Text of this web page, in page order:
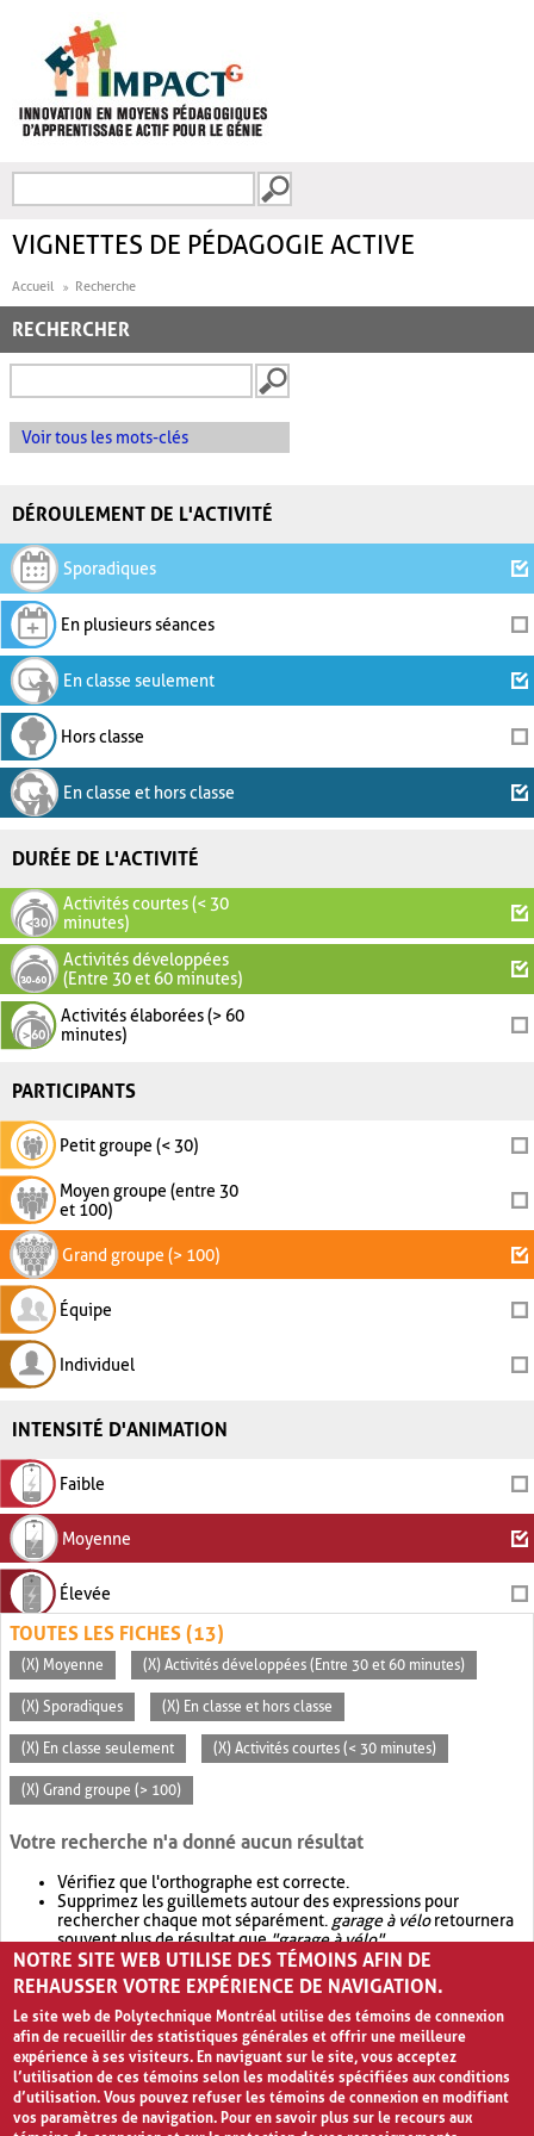
FORMULAIRE DE
VIGNETTES DE PÉDAGOGIE ACTIVE
Accueil Recherche
RECHERCHER
Voir tous les mots-clés
DÉROULEMENT DE L'ACTIVITÉ
Sporadiques
En plusieurs séances
En classe seulement
Hors classe
En classe et hors classe
DURÉE DE L'ACTIVITÉ
Activités courtes (< 30
minutes)
Activités développées
(Entre 30 et 60 minutes)
Activités élaborées (> 60
minutes)
PARTICIPANTS
Petit groupe (< 30)
Moyen groupe (entre 30
et 100)
Grand groupe (> 100)
Équipe
Individuel
INTENSITÉ D'ANIMATION
Faible
Moyenne
Élevée
TOUTES LES FICHES (13)
(X) Moyenne (X) Activités développées (Entre 30 et 60 minutes)
(X) Sporadiques (X) En classe et hors classe
(X) En classe seulement (X) Activités courtes (< 30 minutes)
(X) Grand groupe (> 100)
Votre recherche n'a donné aucun résultat
Vérifiez que l'orthographe est correcte.
Supprimez les guillemets autour des expressions pour
rechercher chaque mot séparément. garage à véloretournera
souvent plus de résultat que"garage à vélo".
Envisagez d'élargir votre recherche avec OR.garage OR vélo
retournera souvent plus de résultat quegarage à vélo
NOTRE SITE WEB UTILISE DES TÉMOINS AFIN DE
REHAUSSER VOTRE EXPÉRIENCE DE NAVIGATION.
Le site web de Polytechnique Montréal utilise des témoins de connexion
afin de recueillir des statistiques générales et offrir une meilleure
expérience à ses visiteurs. En naviguant sur le site, vous acceptez
l’utilisation de ces témoins selon les modalités spécifiées aux conditions
d’utilisation. Vous pouvez refuser les témoins de connexion en modifiant
vos paramètres de navigation. Pour en savoir plus sur le recours aux